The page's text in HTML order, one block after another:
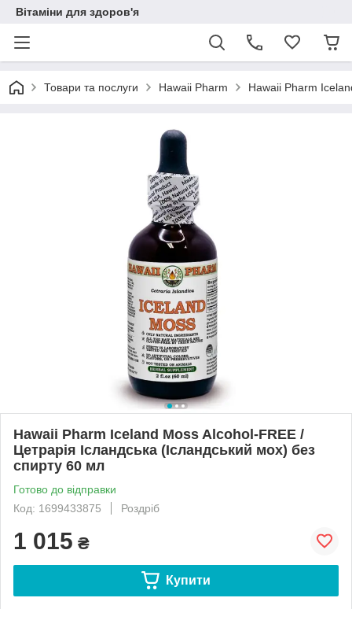
Вітаміни для здоров'я
Товари та послуги Hawaii Pharm Hawaii Pharm
Hawaii Pharm Iceland Moss Alcohol-FREE /
Цетрарія Ісландська (Ісландський мох) без
спирту 60 мл
Готово до відправки
Код: 1699433875
Роздріб
1 015 ₴
Купити